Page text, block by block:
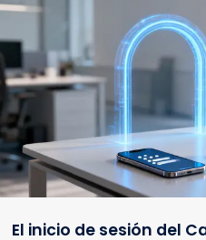
El inicio de sesión del